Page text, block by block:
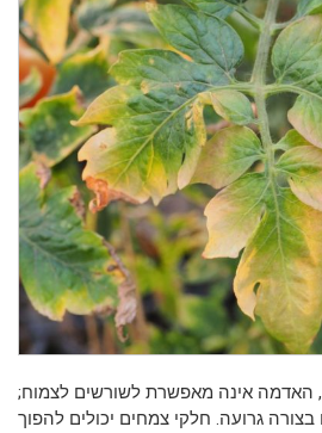
אינה מאפשרת לשורשים לצמוח;
בצורה גרועה. חלקי צמחים יכולים להפוך